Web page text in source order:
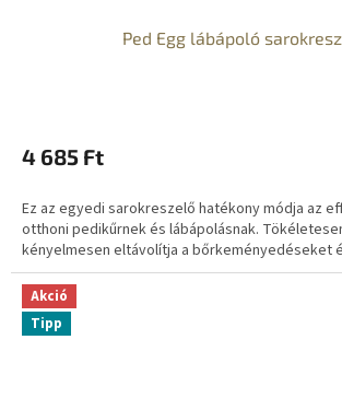
Ped Egg lábápoló
4 685 Ft
Ez az egyedi sarokreszelő hatékony módja az
otthoni pedikűrnek és lábápolásnak.
kényelmesen eltávolítja a bőrkeményedéseket
Akció
Tipp